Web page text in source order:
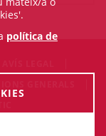
Col·legi de
política de